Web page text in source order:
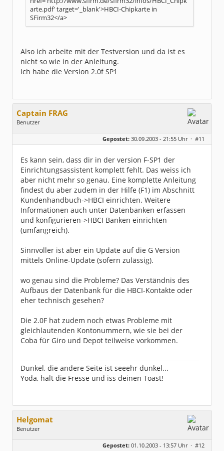
arte.pdf' target='_blank'>HBCI-Chipkarte in
SFirm32</a>
Also ich arbeite mit der Testversion und da ist es
nicht so wie in der Anleitung.
Ich habe die Version 2.0f SP1
Captain FRAG
Benutzer
Geschlecht:
keine Angabe
Beiträge:
5096
Gepostet: 30.09.2003 - 21:55 Uhr · #11
Es kann sein, dass dir in der version F-SP1 der
Einrichtungsassistent komplett fehlt. Das weiss ich
aber nicht mehr so genau. Eine komplette Anleitung
findest du aber zudem in der Hilfe (F1) im Abschnitt
Kundenhandbuch->HBCI einrichten. Weitere
Informationen auch unter Datenbanken erfassen
und konfigurieren->HBCI Banken einrichten
(umfangreich).
Sinnvoller ist aber ein Update auf die G Version
mittels Online-Update (sofern zulässig).
wo genau sind die Probleme? Das Verständnis des
Aufbaus der Datenbank für die HBCI-Kontakte oder
eher technisch gesehen?
Die 2.0F hat zudem noch etwas Probleme mit
gleichlautenden Kontonummern, wie sie bei der
Coba für Giro und Depot teilweise vorkommen.
Dunkel, die andere Seite ist seeehr dunkel...
Yoda, halt die Fresse und iss deinen Toast!
Helgomat
Benutzer
Gepostet: 01.10.2003 - 13:57 Uhr · #12